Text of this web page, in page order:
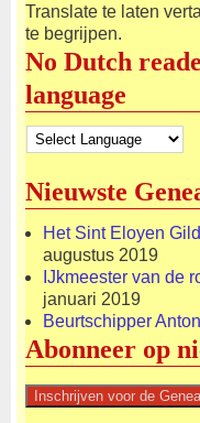
Translate te laten
te begrijpen.
No Dutch
language
Nieuwste
Het Sint Eloyen
augustus 2019
IJkmeester van de
januari 2019
Beurtschipper
Abonneer op